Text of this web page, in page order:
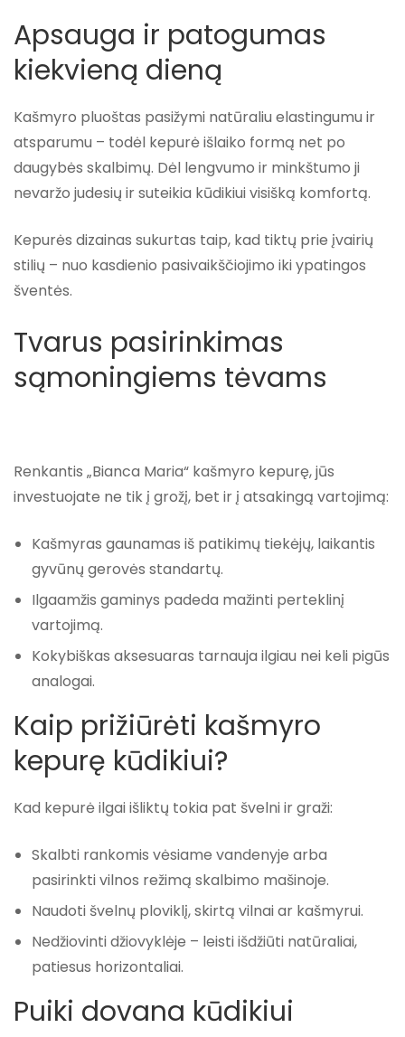
Apsauga ir patogumas
kiekvieną dieną
Kašmyro pluoštas pasižymi natūraliu elastingumu ir
atsparumu – todėl kepurė išlaiko formą net po
daugybės skalbimų. Dėl lengvumo ir minkštumo ji
nevaržo judesių ir suteikia kūdikiui visišką komfortą.
Kepurės dizainas sukurtas taip, kad tiktų prie įvairių
stilių – nuo kasdienio pasivaikščiojimo iki ypatingos
šventės.
Tvarus pasirinkimas
sąmoningiems tėvams
Renkantis „Bianca Maria“ kašmyro kepurę, jūs
investuojate ne tik į grožį, bet ir į atsakingą vartojimą:
Kašmyras gaunamas iš patikimų tiekėjų, laikantis
gyvūnų gerovės standartų.
Ilgaamžis gaminys padeda mažinti perteklinį
vartojimą.
Kokybiškas aksesuaras tarnauja ilgiau nei keli pigūs
analogai.
Kaip prižiūrėti kašmyro
kepurę kūdikiui?
Kad kepurė ilgai išliktų tokia pat švelni ir graži:
Skalbti rankomis vėsiame vandenyje arba
pasirinkti vilnos režimą skalbimo mašinoje.
Naudoti švelnų ploviklį, skirtą vilnai ar kašmyrui.
Nedžiovinti džiovyklėje – leisti išdžiūti natūraliai,
patiesus horizontaliai.
Puiki dovana kūdikiui